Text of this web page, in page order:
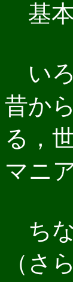
基本
いろ
昔か
る，
マニ
ちな
（さ